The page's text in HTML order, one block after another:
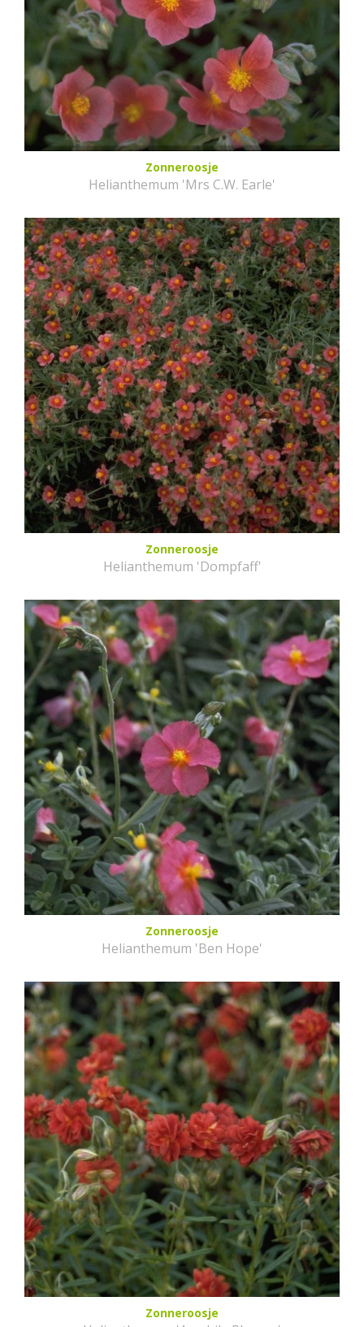
Zonneroosje
Helianthemum 'Mrs C.W. Earle'
Zonneroosje
Helianthemum 'Dompfaff'
Zonneroosje
Helianthemum 'Ben Hope'
Zonneroosje